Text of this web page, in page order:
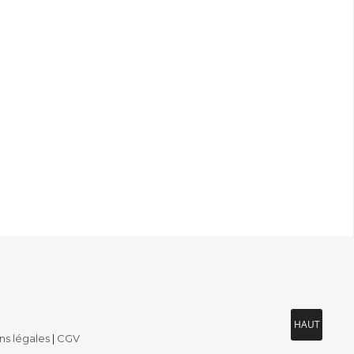
légales | CGV HAUT
HAUT